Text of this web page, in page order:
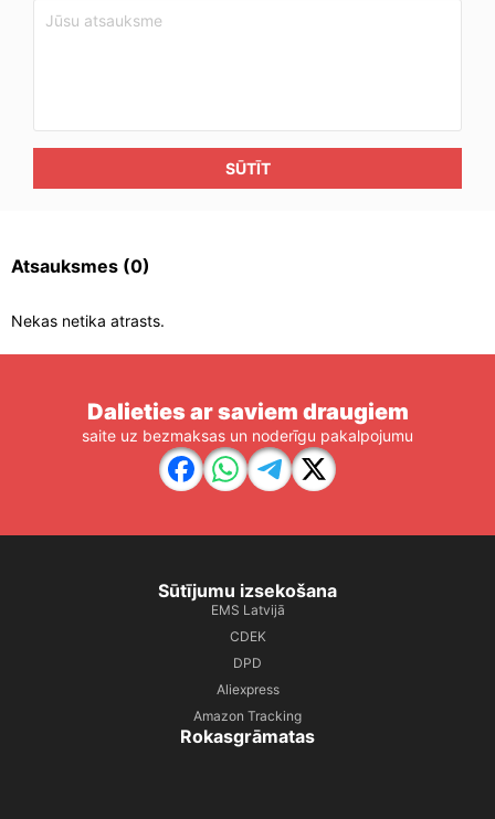
SŪTĪT
Atsauksmes (0)
Nekas netika atrasts.
Dalieties ar saviem draugiem
saite uz bezmaksas un noderīgu pakalpojumu
Sūtījumu izsekošana
EMS Latvijā
CDEK
DPD
Aliexpress
Amazon Tracking
Rokasgrāmatas